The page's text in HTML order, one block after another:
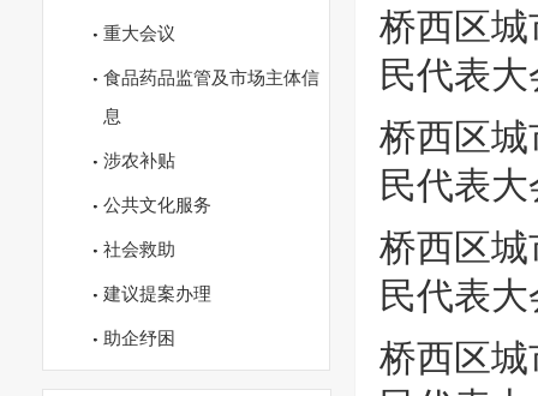
重大会议
食品药品监管及市场主体信
息
涉农补贴
公共文化服务
社会救助
建议提案办理
助企纾困
桥西区
民代表
桥西区
民代表
桥西区
民代表
桥西区